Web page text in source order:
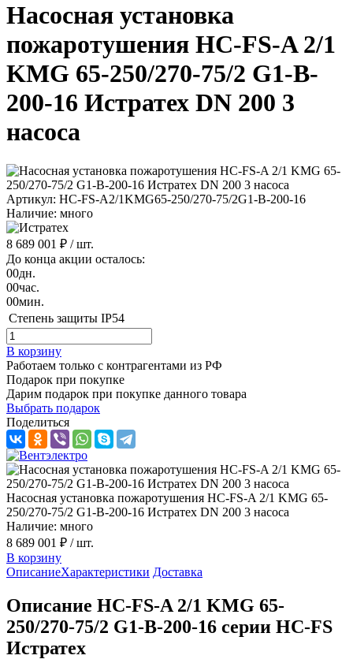
Насосная установка
пожаротушения HC-FS-A 2/1
KMG 65-250/270-75/2 G1-B-
200-16 Истратех DN 200 3
насоса
Артикул: HC-FS-A2/1KMG65-250/270-75/2G1-B-200-16
Наличие: много
8 689 001 ₽ / шт.
До конца акции осталось:
00дн.
00час.
00мин.
Степень защиты IP54
В корзину
Работаем только с контрагентами из РФ
Подарок при покупке
Дарим подарок при покупке данного товара
Выбрать подарок
Поделиться
Насосная установка пожаротушения HC-FS-A 2/1 KMG 65-
250/270-75/2 G1-B-200-16 Истратех DN 200 3 насоса
Наличие: много
8 689 001 ₽ / шт.
В корзину
ОписаниеХарактеристики Доставка
Описание HC-FS-A 2/1 KMG 65-
250/270-75/2 G1-B-200-16 серии HC-FS
Истратех